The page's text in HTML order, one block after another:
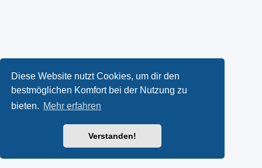
Diese Website nutzt Cookies, um dir den
bestmöglichen Komfort bei der Nutzung zu
bieten. Mehr erfahren
Verstanden!